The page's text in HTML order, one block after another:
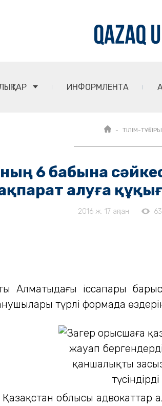
ИНФОРМЛЕНТА
ТІЛІМ-
6 бабына
алуға
2016 ж. 17 ақпан
Алматыдағы іссапары
түрлі формада
облысы адвокаттар